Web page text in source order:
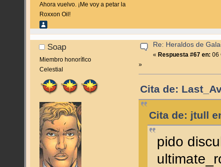
Ahora vuelvo. ¡Me voy a petar la
Roxxon Oil!
Soap
Miembro honorífico
Celestial
Re: Heraldos de
« Respuesta #67 en: 06
»
Cita de:
Cita de: jtull
pido